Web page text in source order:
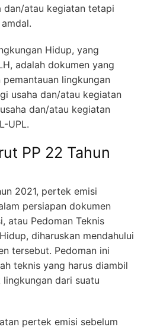
dan/atau kegiatan tetapi
Hidup, yang
adalah dokumen yang
lingkungan
usaha dan/atau kegiatan
dan/atau kegiatan
UPL.
PP 22 Tahun
2021, pertek emisi
persiapan dokumen
atau Pedoman Teknis
diharuskan mendahului
tersebut. Pedoman ini
teknis yang harus diambil
dari suatu
pertek emisi sebelum